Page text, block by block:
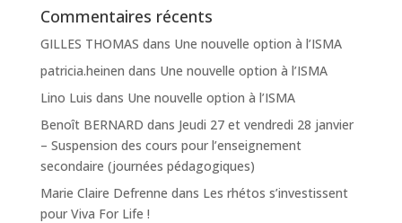
Commentaires récents
GILLES THOMAS dans Une nouvelle option à l’ISMA
patricia.heinen dans Une nouvelle option à l’ISMA
Lino Luis dans Une nouvelle option à l’ISMA
Benoît BERNARD dans Jeudi 27 et vendredi 28 janvier
– Suspension des cours pour l’enseignement
secondaire (journées pédagogiques)
Marie Claire Defrenne dans Les rhétos s’investissent
pour Viva For Life !